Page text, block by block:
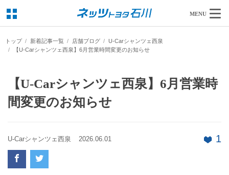
MENU
トップ 新着記事一覧 店舗ブログ
U-Carシャンツェ西泉
【U-Carシャンツェ西泉】6月営業時間変更のお知らせ
【U-Carシャンツェ西泉】6月営業時
間変更のお知らせ
U-Carシャンツェ西泉 2026.06.01 1